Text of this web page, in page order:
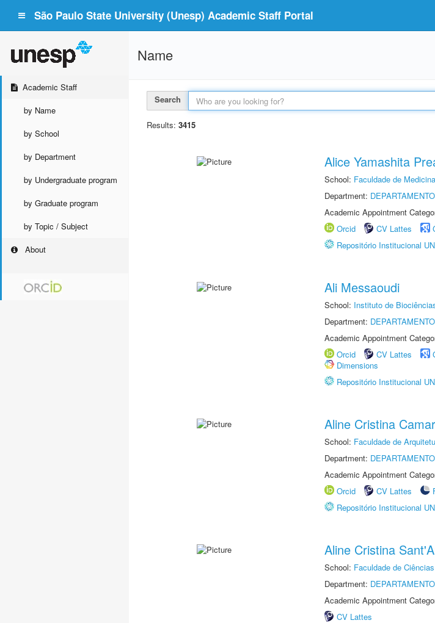
São Paulo State University (Unesp) Academic Staff Portal
Academic Staff
by Name
by School
by Department
by Undergraduate program
by Graduate program
by Topic / Subject
About
Name
Search
Results: 3415
Alice Yamashita
School: Faculdade de
Department:
Academic Appointment
Orcid
CV Lattes
Repositório Institucional
Ali Messaoudi
School: Instituto de
Department:
Academic Appointment
Orcid
CV Lattes
Dimensions
Repositório Institucional
Aline Cristina
School: Faculdade de
Department:
Academic Appointment
Orcid
CV Lattes
Repositório Institucional
Aline Cristina
School: Faculdade de
Department:
Academic Appointment
CV Lattes